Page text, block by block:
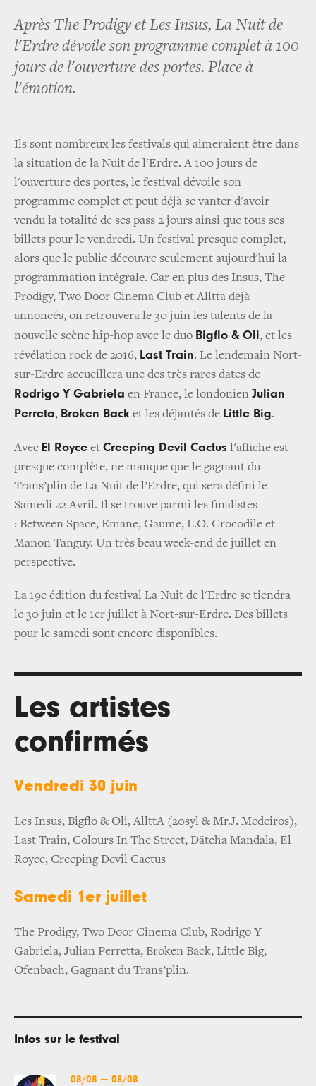
Après The Prodigy et Les Insus, La Nuit de
l'Erdre dévoile son programme complet à 100
jours de l'ouverture des portes. Place à
l'émotion.
Ils sont nombreux les festivals qui aimeraient être dans
la situation de la Nuit de l'Erdre. A 100 jours de
l'ouverture des portes, le festival dévoile son
programme complet et peut déjà se vanter d'avoir
vendu la totalité de ses pass 2 jours ainsi que tous ses
billets pour le vendredi. Un festival presque complet,
alors que le public découvre seulement aujourd'hui la
programmation intégrale. Car en plus des Insus, The
Prodigy, Two Door Cinema Club et Alltta déjà
annoncés, on retrouvera le 30 juin les talents de la
nouvelle scène hip-hop avec le duo Bigflo & Oli, et les
révélation rock de 2016, Last Train. Le lendemain Nort-
sur-Erdre accueillera une des très rares dates de
Rodrigo Y Gabriela en France, le londonien Julian
Perreta, Broken Back et les déjantés de Little Big.
Avec El Royce et Creeping Devil Cactus l'affiche est
presque complète, ne manque que le gagnant du
Trans’plin de La Nuit de l’Erdre, qui sera défini le
Samedi 22 Avril. Il se trouve parmi les finalistes
: Between Space, Emane, Gaume, L.O. Crocodile et
Manon Tanguy. Un très beau week-end de juillet en
perspective.
La 19e édition du festival La Nuit de l'Erdre se tiendra
le 30 juin et le 1er juillet à Nort-sur-Erdre. Des billets
pour le samedi sont encore disponibles.
Les artistes
confirmés
Vendredi 30 juin
Les Insus, Bigflo & Oli, AllttA (20syl & Mr.J. Medeiros),
Last Train, Colours In The Street, Dätcha Mandala, El
Royce, Creeping Devil Cactus
Samedi 1er juillet
The Prodigy, Two Door Cinema Club, Rodrigo Y
Gabriela, Julian Perretta, Broken Back, Little Big,
Ofenbach, Gagnant du Trans’plin.
Infos sur le festival
08/08 — 08/08